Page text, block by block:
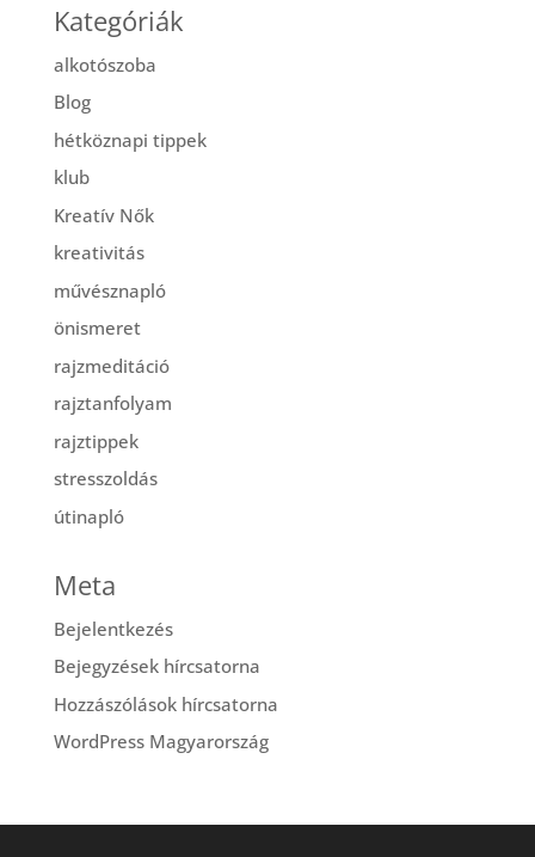
Kategóriák
alkotószoba
Blog
hétköznapi tippek
klub
Kreatív Nők
kreativitás
művésznapló
önismeret
rajzmeditáció
rajztanfolyam
rajztippek
stresszoldás
útinapló
Meta
Bejelentkezés
Bejegyzések hírcsatorna
Hozzászólások hírcsatorna
WordPress Magyarország